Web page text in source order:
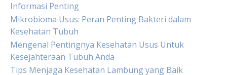
Informasi Penting
Mikrobioma Usus: Peran Penting Bakteri dalam
Kesehatan Tubuh
Mengenal Pentingnya Kesehatan Usus Untuk
Kesejahteraan Tubuh Anda
Tips Menjaga Kesehatan Lambung yang Baik